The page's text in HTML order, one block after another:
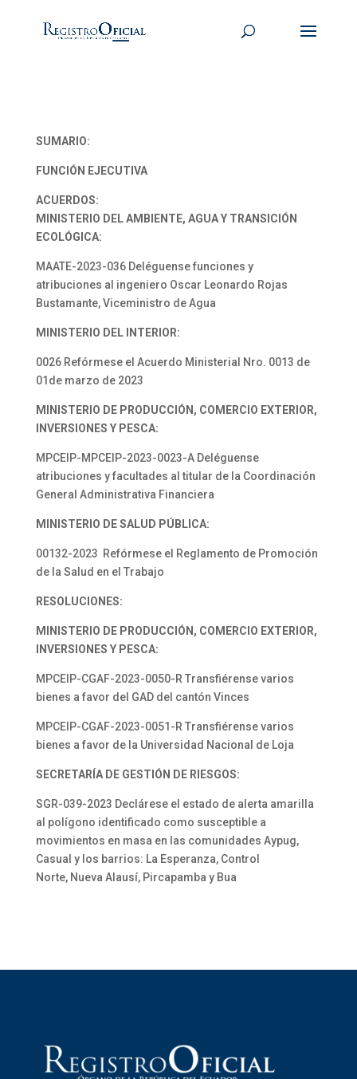
SUMARIO:
FUNCIÓN EJECUTIVA
ACUERDOS:
MINISTERIO DEL AMBIENTE, AGUA Y TRANSICIÓN
ECOLÓGICA:
MAATE-2023-036 Deléguense funciones y
atribuciones al ingeniero Oscar Leonardo Rojas
Bustamante, Viceministro de Agua
MINISTERIO DEL INTERIOR:
0026 Refórmese el Acuerdo Ministerial Nro. 0013 de
01de marzo de 2023
MINISTERIO DE PRODUCCIÓN, COMERCIO EXTERIOR,
INVERSIONES Y PESCA:
MPCEIP-MPCEIP-2023-0023-A Deléguense
atribuciones y facultades al titular de la Coordinación
General Administrativa Financiera
MINISTERIO DE SALUD PÚBLICA:
00132-2023 Refórmese el Reglamento de Promoción
de la Salud en el Trabajo
RESOLUCIONES:
MINISTERIO DE PRODUCCIÓN, COMERCIO EXTERIOR,
INVERSIONES Y PESCA:
MPCEIP-CGAF-2023-0050-R Transfiérense varios
bienes a favor del GAD del cantón Vinces
MPCEIP-CGAF-2023-0051-R Transfiérense varios
bienes a favor de la Universidad Nacional de Loja
SECRETARÍA DE GESTIÓN DE RIESGOS:
SGR-039-2023 Declárese el estado de alerta amarilla
al polígono identificado como susceptible a
movimientos en masa en las comunidades Aypug,
Casual y los barrios: La Esperanza, Control
Norte, Nueva Alausí, Pircapamba y Bua